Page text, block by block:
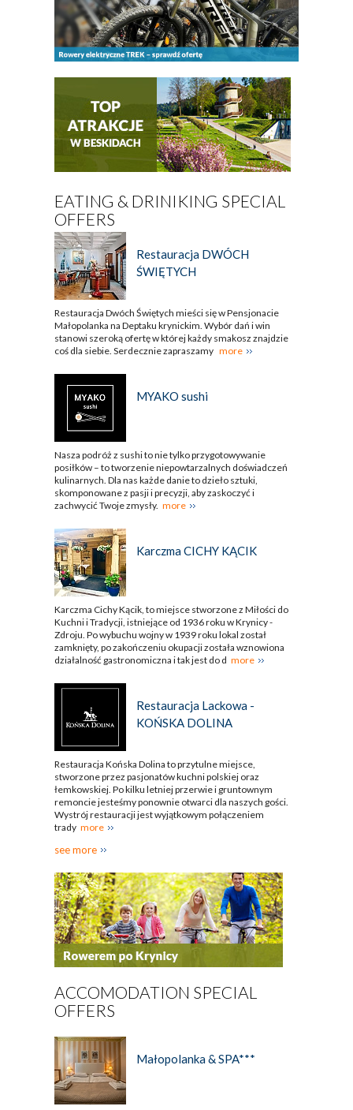
EATING & DRINIKING SPECIAL
OFFERS
Restauracja DWÓCH
ŚWIĘTYCH
Restauracja Dwóch Świętych mieści się w Pensjonacie
Małopolanka na Deptaku krynickim. Wybór dań i win
stanowi szeroką ofertę w której każdy smakosz znajdzie
coś dla siebie. Serdecznie zapraszamy more
MYAKO sushi
Nasza podróż z sushi to nie tylko przygotowywanie
posiłków – to tworzenie niepowtarzalnych doświadczeń
kulinarnych. Dla nas każde danie to dzieło sztuki,
skomponowane z pasji i precyzji, aby zaskoczyć i
zachwycić Twoje zmysły. more
Karczma CICHY KĄCIK
Karczma Cichy Kącik, to miejsce stworzone z Miłości do
Kuchni i Tradycji, istniejące od 1936 roku w Krynicy -
Zdroju. Po wybuchu wojny w 1939 roku lokal został
zamknięty, po zakończeniu okupacji została wznowiona
działalność gastronomiczna i tak jest do d more
Restauracja Lackowa -
KOŃSKA DOLINA
Restauracja Końska Dolina to przytulne miejsce,
stworzone przez pasjonatów kuchni polskiej oraz
łemkowskiej. Po kilku letniej przerwie i gruntownym
remoncie jesteśmy ponownie otwarci dla naszych gości.
Wystrój restauracji jest wyjątkowym połączeniem
trady more
see more
ACCOMODATION SPECIAL
OFFERS
Małopolanka & SPA***